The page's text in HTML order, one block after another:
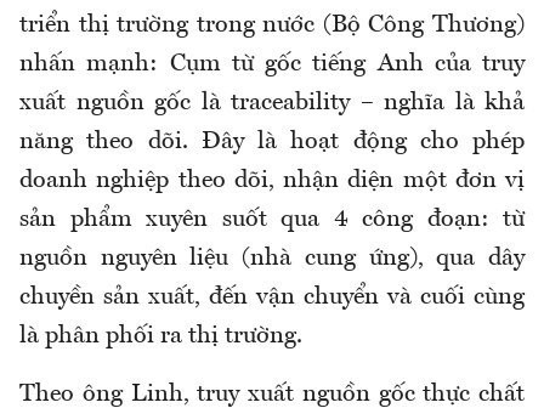
triển thị trường trong nước (Bộ Công Thương)
nhấn mạnh: Cụm từ gốc tiếng Anh của truy
xuất nguồn gốc là traceability – nghĩa là khả
năng theo dõi. Đây là hoạt động cho phép
doanh nghiệp theo dõi, nhận diện một đơn vị
sản phẩm xuyên suốt qua 4 công đoạn: từ
nguồn nguyên liệu (nhà cung ứng), qua dây
chuyền sản xuất, đến vận chuyển và cuối cùng
là phân phối ra thị trường.
Theo ông Linh, truy xuất nguồn gốc thực chất